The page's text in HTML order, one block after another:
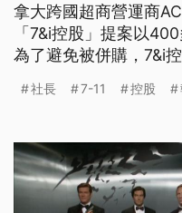
拿大跨國超商營運商
「7&i控股」提案以
為了避免被併購，7&i
子公司在美國股市上
社長 7-11 控股